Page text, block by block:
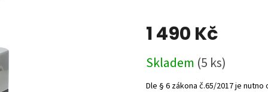
1 490 Kč
cena:
Skladem (5 ks)